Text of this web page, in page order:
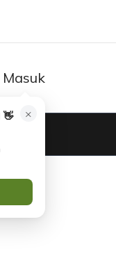
Masuk
×
👋
.